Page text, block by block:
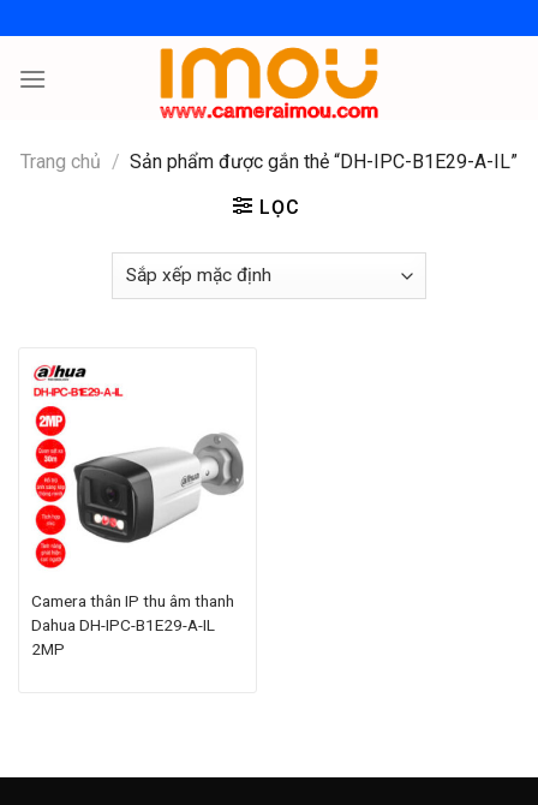
to
content
Trang chủ / Sản phẩm được gắn thẻ “DH-IPC-B1E29-A-IL”
LỌC
Camera thân IP thu âm thanh
Dahua DH-IPC-B1E29-A-IL
2MP